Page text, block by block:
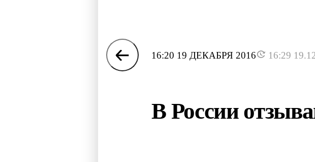
16:20 19 ДЕКАБРЯ 2016 16:29
В России